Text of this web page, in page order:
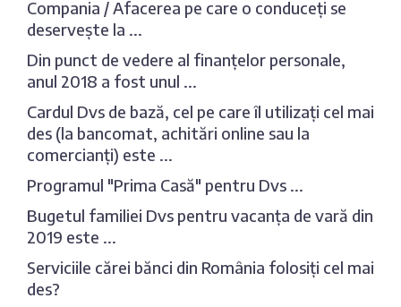
Compania / Afacerea pe care o conduceți se
deservește la ...
Din punct de vedere al finanțelor personale,
anul 2018 a fost unul ...
Cardul Dvs de bază, cel pe care îl utilizați cel mai
des (la bancomat, achitări online sau la
comercianți) este ...
Programul "Prima Casă" pentru Dvs ...
Bugetul familiei Dvs pentru vacanța de vară din
2019 este ...
Serviciile cărei bănci din România folosiți cel mai
des?